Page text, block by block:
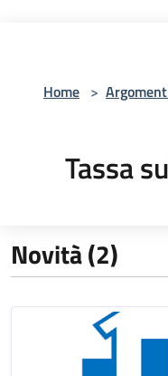
Home >
Tassa
Novità (2)